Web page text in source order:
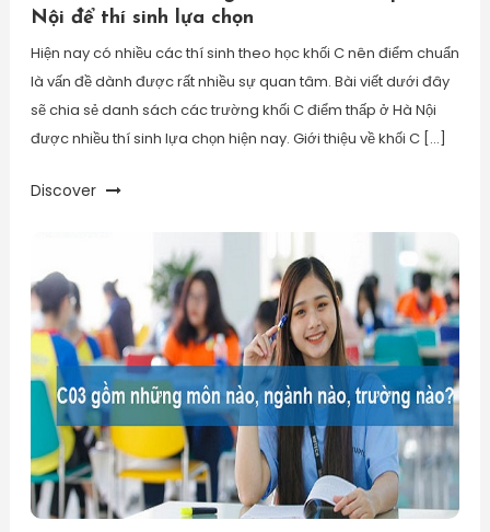
Nội để thí sinh lựa chọn
Hiện nay có nhiều các thí sinh theo học khối C nên điểm chuẩn
là vấn đề dành được rất nhiều sự quan tâm. Bài viết dưới đây
sẽ chia sẻ danh sách các trường khối C điểm thấp ở Hà Nội
được nhiều thí sinh lựa chọn hiện nay. Giới thiệu về khối C […]
Discover